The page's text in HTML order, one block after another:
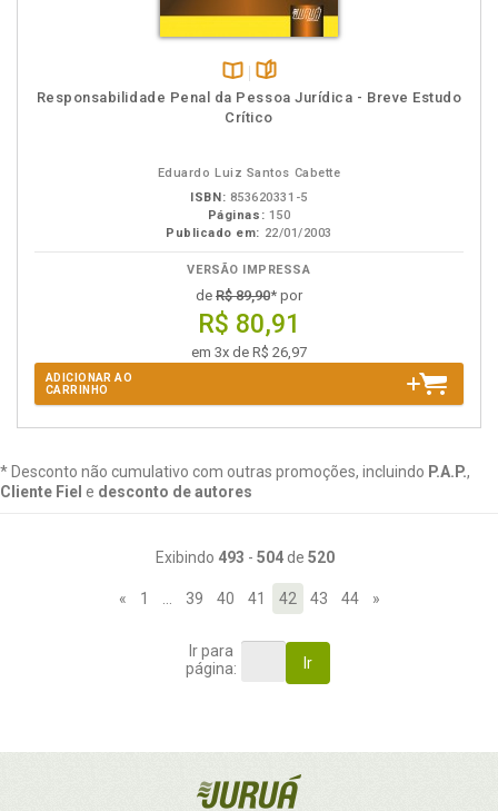
Disponível
na
páginas
Responsabilidade Penal da Pessoa Jurídica - Breve Estudo
Crítico
Eduardo Luiz Santos Cabette
ISBN: 853620331-5
Páginas: 150
Publicado em: 22/01/2003
VERSÃO IMPRESSA
de R$ 89,90* por
R$ 80,91
em 3x de R$ 26,97
ADICIONAR AO
CARRINHO
* Desconto não cumulativo com outras promoções, incluindo P.A.P.,
Cliente Fiel e desconto de autores
Exibindo 493 - 504de 520
« 1 39 40 41 42 43 44 »
Ir para
página:
Ir